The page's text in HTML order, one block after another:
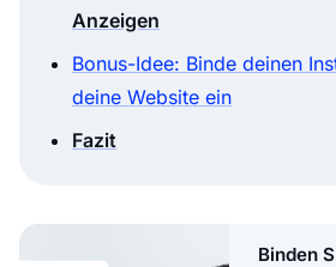
Anzeigen
Bonus-Idee: Binde deinen
deine Website ein
Fazit
Binden